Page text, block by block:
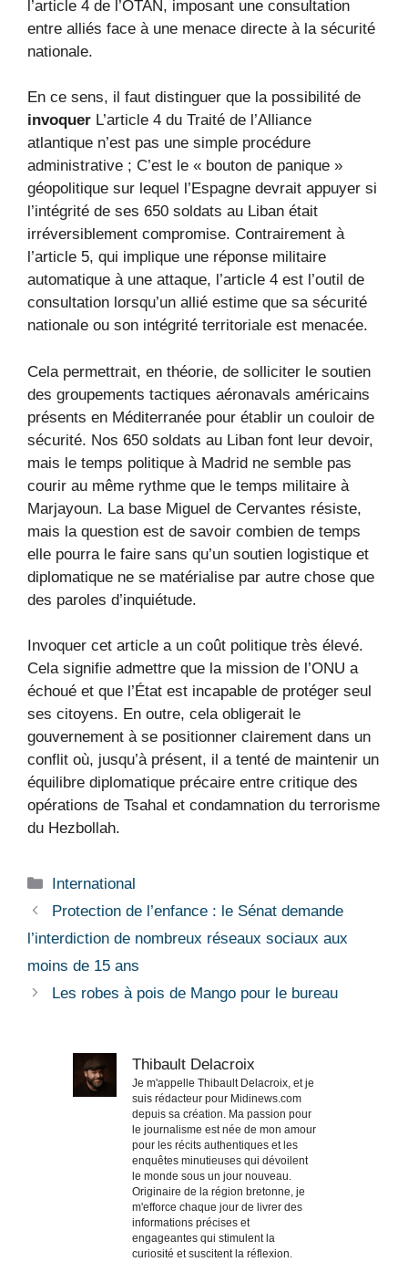
l’article 4 de l’OTAN, imposant une consultation
entre alliés face à une menace directe à la sécurité
nationale.
En ce sens, il faut distinguer que la possibilité de
invoquer L’article 4 du Traité de l’Alliance
atlantique n’est pas une simple procédure
administrative ; C’est le « bouton de panique »
géopolitique sur lequel l’Espagne devrait appuyer si
l’intégrité de ses 650 soldats au Liban était
irréversiblement compromise. Contrairement à
l’article 5, qui implique une réponse militaire
automatique à une attaque, l’article 4 est l’outil de
consultation lorsqu’un allié estime que sa sécurité
nationale ou son intégrité territoriale est menacée.
Cela permettrait, en théorie, de solliciter le soutien
des groupements tactiques aéronavals américains
présents en Méditerranée pour établir un couloir de
sécurité. Nos 650 soldats au Liban font leur devoir,
mais le temps politique à Madrid ne semble pas
courir au même rythme que le temps militaire à
Marjayoun. La base Miguel de Cervantes résiste,
mais la question est de savoir combien de temps
elle pourra le faire sans qu’un soutien logistique et
diplomatique ne se matérialise par autre chose que
des paroles d’inquiétude.
Invoquer cet article a un coût politique très élevé.
Cela signifie admettre que la mission de l’ONU a
échoué et que l’État est incapable de protéger seul
ses citoyens. En outre, cela obligerait le
gouvernement à se positionner clairement dans un
conflit où, jusqu’à présent, il a tenté de maintenir un
équilibre diplomatique précaire entre critique des
opérations de Tsahal et condamnation du terrorisme
du Hezbollah.
Catégories
International
Protection de l’enfance : le Sénat demande
l’interdiction de nombreux réseaux sociaux aux
moins de 15 ans
Les robes à pois de Mango pour le bureau
Thibault Delacroix
Je m'appelle Thibault Delacroix, et je
suis rédacteur pour Midinews.com
depuis sa création. Ma passion pour
le journalisme est née de mon amour
pour les récits authentiques et les
enquêtes minutieuses qui dévoilent
le monde sous un jour nouveau.
Originaire de la région bretonne, je
m'efforce chaque jour de livrer des
informations précises et
engageantes qui stimulent la
curiosité et suscitent la réflexion.